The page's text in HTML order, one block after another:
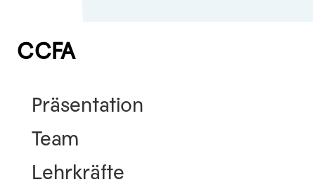
CCFA
Präsentation
Team
Lehrkräfte